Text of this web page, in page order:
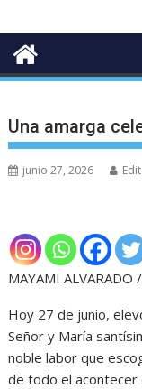
Una amarga
junio 27, 2026
MAYAMI ALVARADO /
Hoy 27 de junio,
Señor y María
noble labor que
de todo el